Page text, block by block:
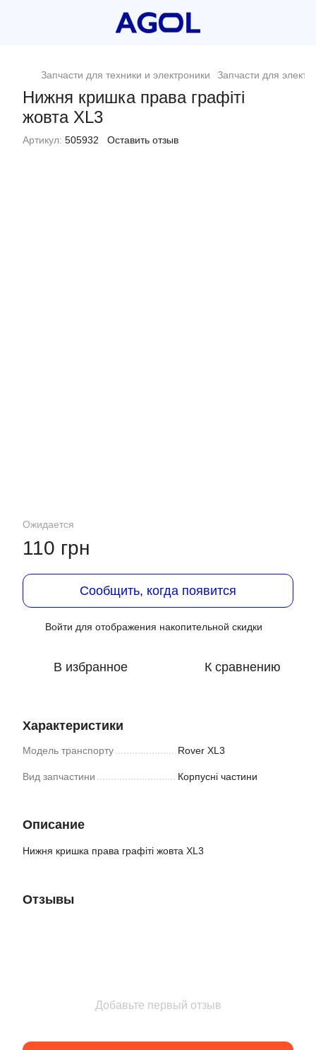
Запчасти для техники и электроники Запчасти для
Нижня кришка права графіті
жовта XL3
Артикул: 505932 Оставить отзыв
Ожидается
110 грн
Сообщить, когда появится
Войти для отображения накопительной скидки
В избранное К сравнению
Характеристики
Модель транспорту Rover XL3
Вид запчастини Корпусні частини
Описание
Нижня кришка права графіті жовта XL3
Отзывы
Добавьте первый отзыв